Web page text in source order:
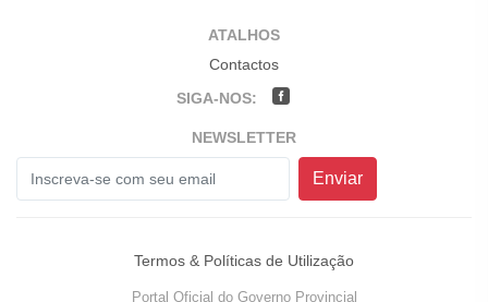
ATALHOS
Contactos
SIGA-NOS:
NEWSLETTER
Enviar
Termos & Políticas de Utilização
Portal Oficial do Governo Provincial